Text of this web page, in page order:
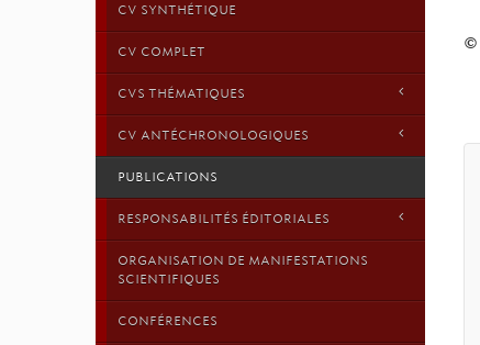
CV SYNTHÉTIQUE
CV COMPLET
CVS THÉMATIQUES
CV ANTÉCHRONOLOGIQUES
PUBLICATIONS
RESPONSABILITÉS ÉDITORIALES
ORGANISATION DE MANIFESTATIONS
SCIENTIFIQUES
CONFÉRENCES